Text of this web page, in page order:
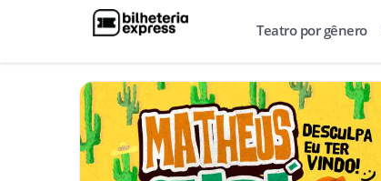
Teatro por gênero